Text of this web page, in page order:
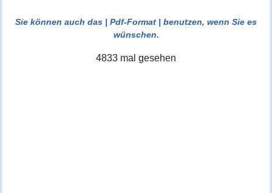
Sie können auch das | Pdf-Format | benutzen, wenn Sie es
wünschen.
4833 mal gesehen